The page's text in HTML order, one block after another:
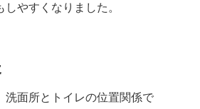
やすくなりました。
洗面所とトイレの位置関係で